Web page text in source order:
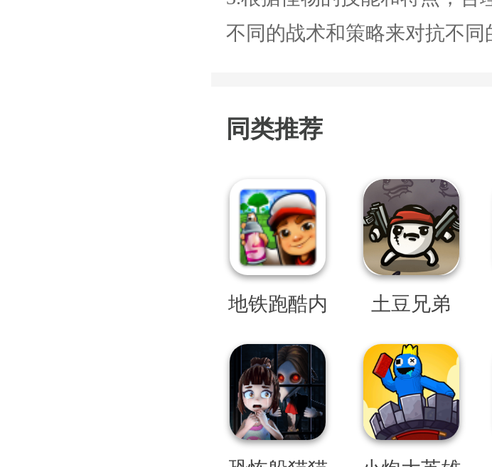
不同的战术和策略来对抗不同
同类推荐
地铁跑酷内
菜单
土豆兄弟